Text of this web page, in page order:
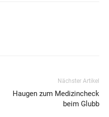
Nächster Artikel
Haugen zum Medizincheck
beim Glubb